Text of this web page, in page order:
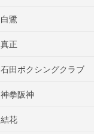
白鷺
真正
石田ボクシングクラブ
神拳阪神
結花